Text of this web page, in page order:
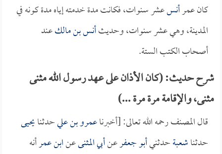
كان عمرأنسعشر سنوات، فكانت مدة خدمته إياه مدة كونه في
المدينة، وهي عشر سنوات، وحديثأنس بن مالكعند
أصحاب الكتب الستة.
شرح حديث: (كان الأذان على عهد رسول الله مثنى
مثنى، والإقامة مرة مرة ...)
قال المصنف رحمه الله تعالى: [أخبرناعمرو بن عليحدثنايحيى
حدثناشعبةحدثنيأبو جعفرعنأبي المثنىعنابن عمرأنه